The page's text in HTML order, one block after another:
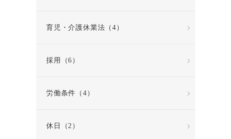
育児・介護休業法（4）
採用（6）
労働条件（4）
休日（2）